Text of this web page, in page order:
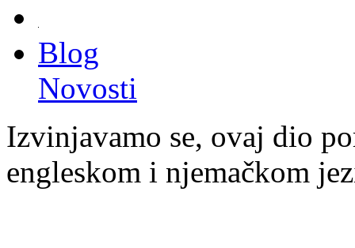
Blog
Novosti
Izvinjavamo se, ovaj dio
engleskom i njemačkom